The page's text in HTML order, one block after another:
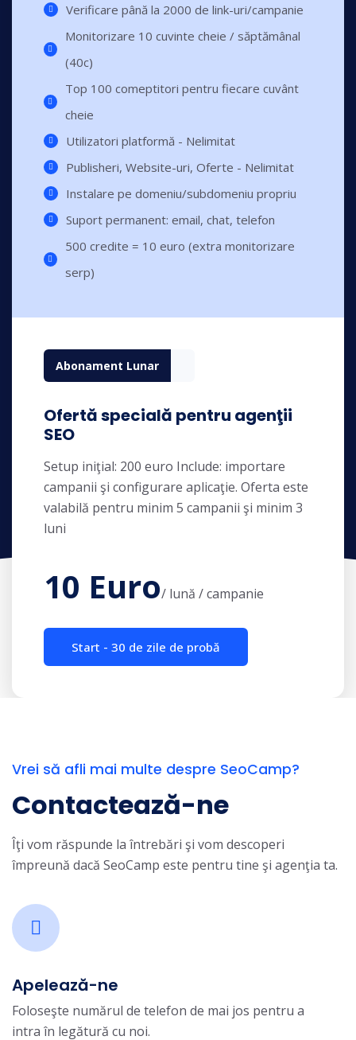
Verificare până la 2000 de link-uri/campanie
Monitorizare 10 cuvinte cheie / săptămânal
(40c)
Top 100 comeptitori pentru fiecare cuvânt
cheie
Utilizatori platformă - Nelimitat
Publisheri, Website-uri, Oferte - Nelimitat
Instalare pe domeniu/subdomeniu propriu
Suport permanent: email, chat, telefon
500 credite = 10 euro (extra monitorizare
serp)
Abonament Lunar
Ofertă specială pentru agenţii
SEO
Setup iniţial: 200 euro Include: importare
campanii şi configurare aplicaţie. Oferta este
valabilă pentru minim 5 campanii şi minim 3
luni
10 Euro/ lună / campanie
Start - 30 de zile de probă
Vrei să afli mai multe despre SeoCamp?
Contactează-ne
Îţi vom răspunde la întrebări şi vom descoperi
împreună dacă SeoCamp este pentru tine şi agenţia ta.
Apelează-ne
Foloseşte numărul de telefon de mai jos pentru a
intra în legătură cu noi.